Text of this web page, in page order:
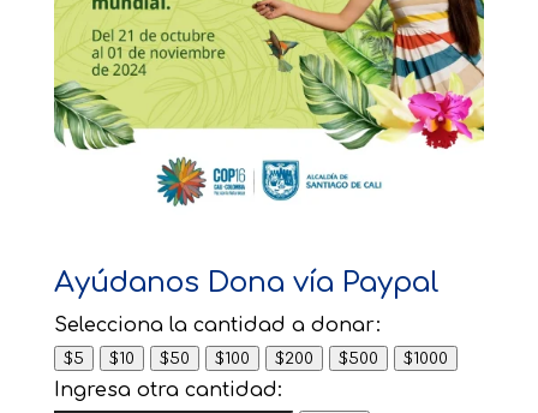
Ayúdanos Dona vía Paypal
Selecciona la cantidad a donar:
$5 $10 $50 $100 $200 $500 $1000
Ingresa otra cantidad: